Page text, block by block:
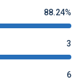
88.24%
3
6